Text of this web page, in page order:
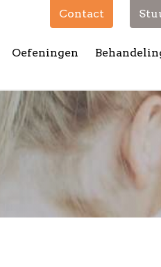
Oefeningen
Contact